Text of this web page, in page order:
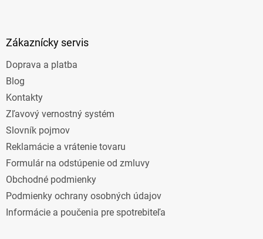
Zákaznícky servis
Doprava a platba
Blog
Kontakty
Zľavový vernostný systém
Slovník pojmov
Reklamácie a vrátenie tovaru
Formulár na odstúpenie od zmluvy
Obchodné podmienky
Podmienky ochrany osobných údajov
Informácie a poučenia pre spotrebiteľa